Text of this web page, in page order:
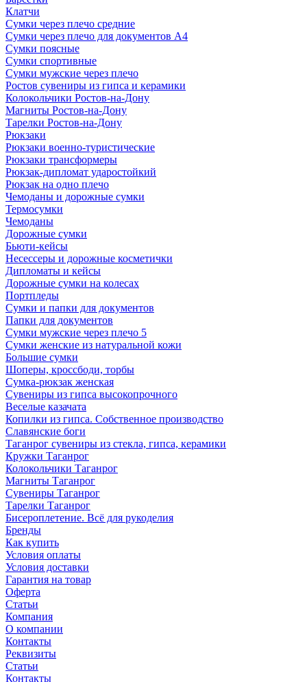
Клатчи
Сумки через плечо средние
Сумки через плечо для документов А4
Сумки поясные
Сумки спортивные
Сумки мужские через плечо
Ростов сувениры из гипса и керамики
Колокольчики Ростов-на-Дону
Магниты Ростов-на-Дону
Тарелки Ростов-на-Дону
Рюкзаки
Рюкзаки военно-туристические
Рюкзаки трансформеры
Рюкзак-дипломат ударостойкий
Рюкзак на одно плечо
Чемоданы и дорожные сумки
Термосумки
Чемоданы
Дорожные сумки
Бьюти-кейсы
Несессеры и дорожные косметички
Дипломаты и кейсы
Дорожные сумки на колесах
Портпледы
Сумки и папки для документов
Папки для документов
Сумки мужские через плечо 5
Сумки женские из натуральной кожи
Большие сумки
Шоперы, кроссбоди, торбы
Сумка-рюкзак женская
Сувениры из гипса высокопрочного
Веселые казачата
Копилки из гипса. Собственное производство
Славянские боги
Таганрог сувениры из стекла, гипса, керамики
Кружки Таганрог
Колокольчики Таганрог
Магниты Таганрог
Сувениры Таганрог
Тарелки Таганрог
Бисероплетение. Всё для рукоделия
Бренды
Как купить
Условия оплаты
Условия доставки
Гарантия на товар
Оферта
Статьи
Компания
О компании
Контакты
Реквизиты
Статьи
Контакты